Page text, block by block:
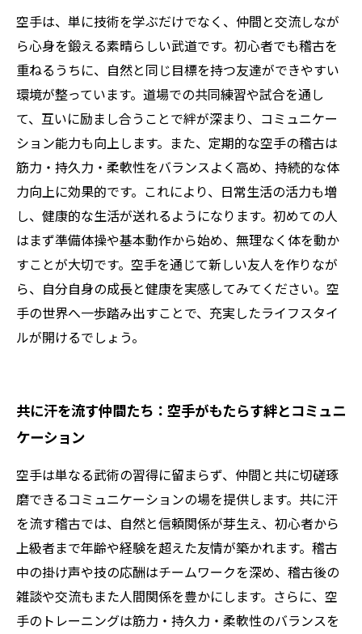
ある毎日へ
空手で友情も体力も手に入れる！初心者から始
める健康習慣
空手を通じて新しい自分発見と友達作りの秘訣
空手は、単に技術を学ぶだけでなく、仲間と交流しなが
ら心身を鍛える素晴らしい武道です。初心者でも稽古を
重ねるうちに、自然と同じ目標を持つ友達ができやすい
環境が整っています。道場での共同練習や試合を通し
て、互いに励まし合うことで絆が深まり、コミュニケー
ション能力も向上します。また、定期的な空手の稽古は
筋力・持久力・柔軟性をバランスよく高め、持続的な体
力向上に効果的です。これにより、日常生活の活力も増
し、健康的な生活が送れるようになります。初めての人
はまず準備体操や基本動作から始め、無理なく体を動か
すことが大切です。空手を通じて新しい友人を作りなが
ら、自分自身の成長と健康を実感してみてください。空
手の世界へ一歩踏み出すことで、充実したライフスタイ
ルが開けるでしょう。
共に汗を流す仲間たち：空手がもたらす絆とコミュニ
ケーション
空手は単なる武術の習得に留まらず、仲間と共に切磋琢
磨できるコミュニケーションの場を提供します。共に汗
を流す稽古では、自然と信頼関係が芽生え、初心者から
上級者まで年齢や経験を超えた友情が築かれます。稽古
中の掛け声や技の応酬はチームワークを深め、稽古後の
雑談や交流もまた人間関係を豊かにします。さらに、空
手のトレーニングは筋力・持久力・柔軟性のバランスを